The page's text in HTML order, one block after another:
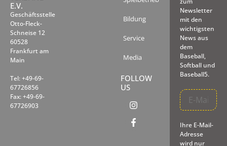
E.V.
Geschäftsstelle
Otto-Fleck-
Schneise 12
60528
Frankfurt am
Main
Tel: +49-69-
67726856
Fax: +49-69-
67726903
Bildung
Service
Media
FOLLOW
US
Newsletter
mit den
wichtigsten
News aus
dem
Baseball,
Softball und
Baseball5.
Ihre E-Mail-
Adresse
wird nur